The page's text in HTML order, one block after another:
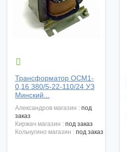

Трансформатор ОСМ1-
0,16 380/5-22-110/24 УЗ
Минский...
александров магазин : под
заказ
киржач магазин : под заказ
кольчугино магазин : под заказ